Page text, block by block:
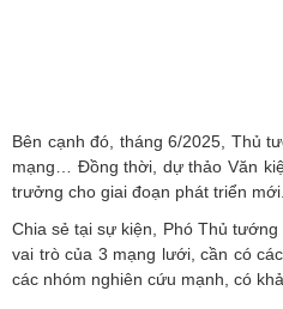
Bên cạnh đó, tháng 6/2025, Thủ
mạng… Đồng thời, dự thảo Văn
trưởng cho giai đoạn phát triển
Chia sẻ tại sự kiện, Phó Thủ
vai trò của 3 mạng lưới, cần có
các nhóm nghiên cứu mạnh, có